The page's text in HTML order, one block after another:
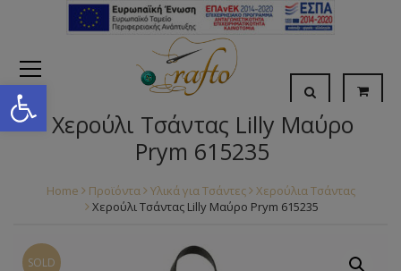
Open toolbar
Χερούλι Τσάντας Lilly Μαύρο
Prym 615235
Home Προϊόντα Υλικά για Τσάντες
Χερούλια Τσάντας
Χερούλι Τσάντας Lilly Μαύρο Prym 615235
SOLD